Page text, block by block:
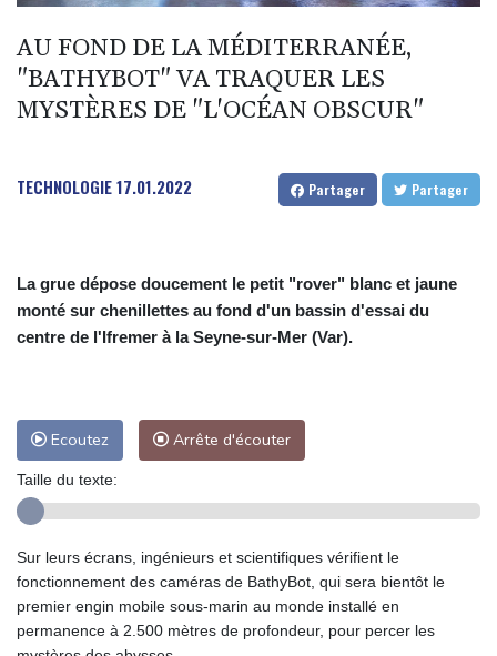
Début des vendanges en Bourgogne, un nouveau record de
précocité
Plages désertes et "odeur insupportable": le Mexique lutte
Pour les Afro-Américains de Memphis, voter pour exister dans un
Etat à la carte électorale redessinée
AU FOND DE LA MÉDITERRANÉE,
"BATHYBOT" VA TRAQUER LES
MYSTÈRES DE "L'OCÉAN OBSCUR"
TECHNOLOGIE17.01.2022 Partager Partager
La grue dépose doucement le petit "rover" blanc et jaune
monté sur chenillettes au fond d'un bassin d'essai du
centre de l'Ifremer à la Seyne-sur-Mer (Var).
Ecoutez Arrête d'écouter
Taille du texte:
Sur leurs écrans, ingénieurs et scientifiques vérifient le
fonctionnement des caméras de BathyBot, qui sera bientôt le
premier engin mobile sous-marin au monde installé en
permanence à 2.500 mètres de profondeur, pour percer les